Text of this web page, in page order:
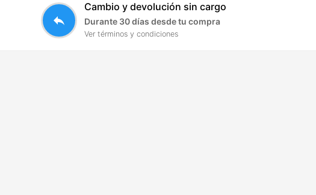
reply
Cambio y devolución sin cargo
Durante 30 días desde tu compra
Ver términos y condiciones